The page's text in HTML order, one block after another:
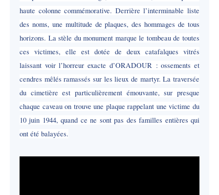
haute colonne commémorative. Derrière l’interminable liste
des noms, une multitude de plaques, des hommages de tous
horizons. La stèle du monument marque le tombeau de toutes
ces victimes, elle est dotée de deux catafalques vitrés
laissant voir l’horreur exacte d’ORADOUR : ossements et
cendres mêlés ramassés sur les lieux de martyr. La traversée
du cimetière est particulièrement émouvante, sur presque
chaque caveau on trouve une plaque rappelant une victime du
10 juin 1944, quand ce ne sont pas des familles entières qui
ont été balayées.